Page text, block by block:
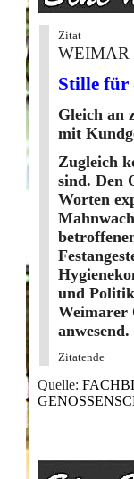
Zitat
WEIMAR
Stille
Gleich an
mit
Zugleich
sind. Den
Worten
und
Weimarer
anwesend.
Zitatende
Quelle: